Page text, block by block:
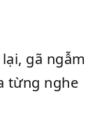
gã ngẫm
từng nghe